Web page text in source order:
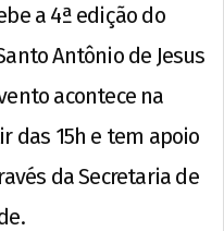
a 4ª edição do
Antônio de Jesus
acontece na
das 15h e tem apoio
da Secretaria de